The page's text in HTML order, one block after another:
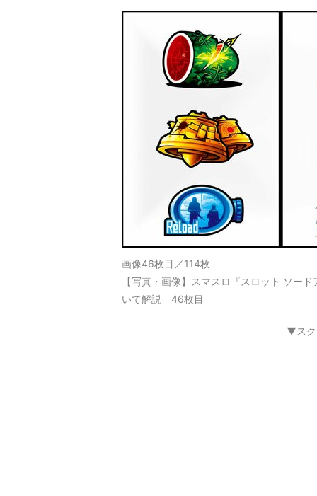
画像46枚目／114枚
【写真・画像】スマスロ『スロット ソー
いて解説 46枚目
▼スク